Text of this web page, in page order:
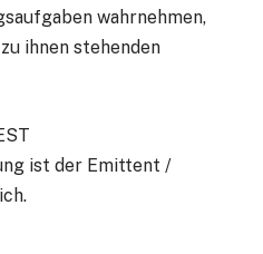
wahrnehmen,
ihnen stehenden
ist der Emittent /